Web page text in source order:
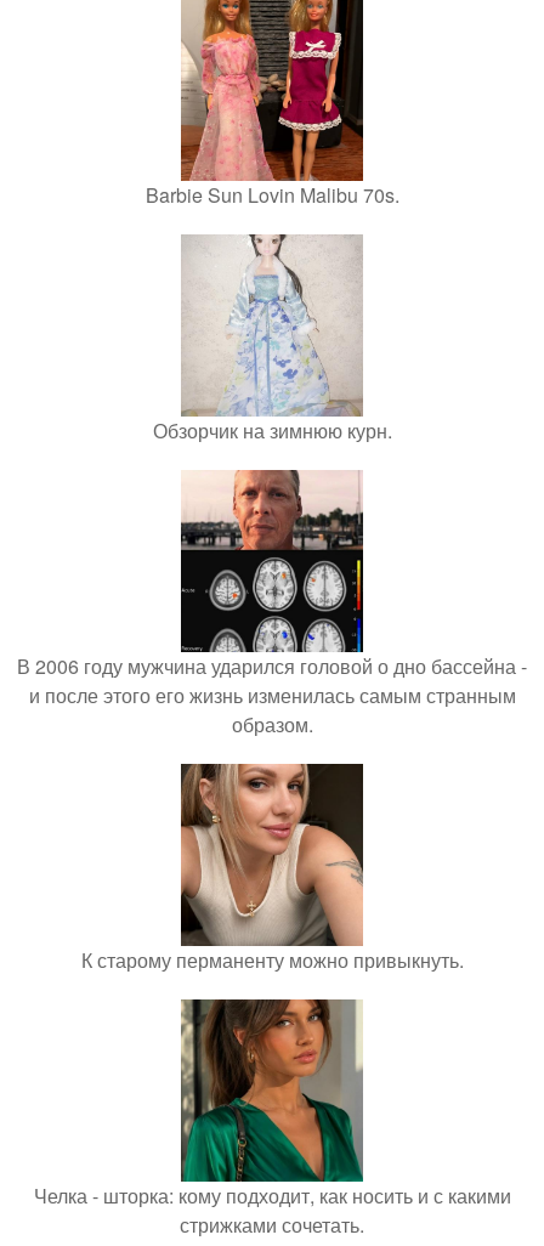
Barbie Sun Lovin Malibu 70s.
Обзорчик на зимнюю курн.
В 2006 году мужчина ударился головой о дно бассейна -
и после этого его жизнь изменилась самым странным
образом.
К старому перманенту можно привыкнуть.
Челка - шторка: кому подходит, как носить и с какими
стрижками сочетать.